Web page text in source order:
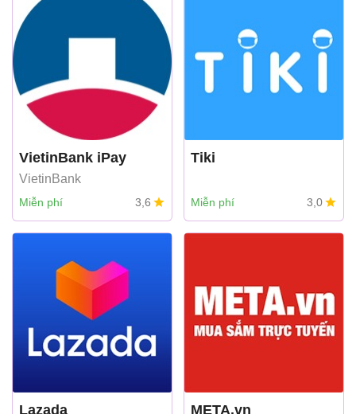
VietinBank iPay
VietinBank
Miễn phí 3,6
Tiki
Miễn phí 3,0
Lazada META.vn